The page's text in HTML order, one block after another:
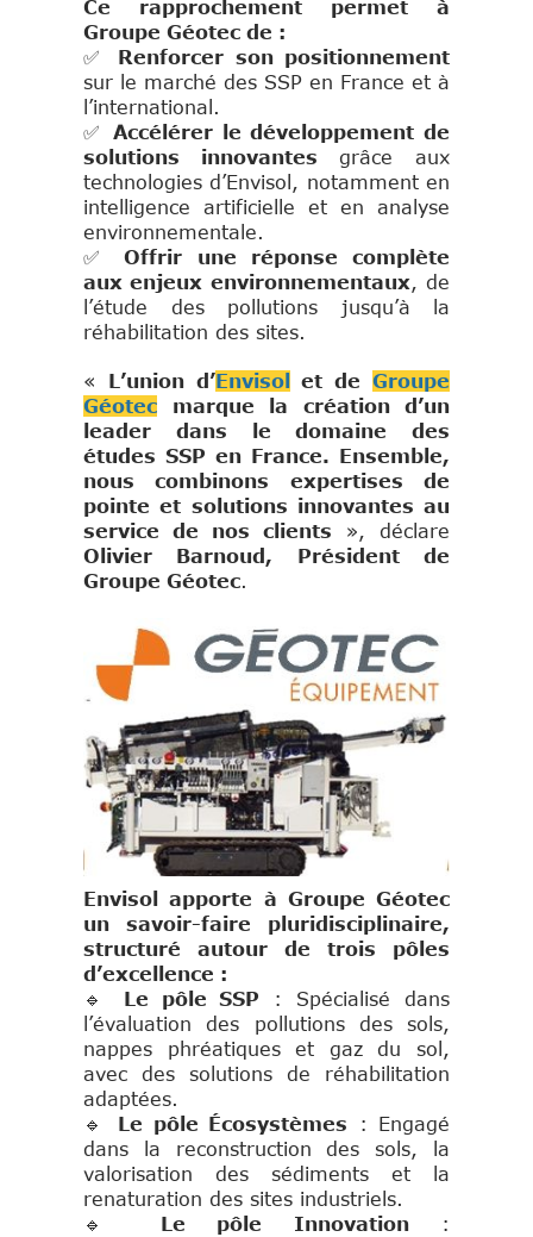
Ce rapprochement permet à
Groupe Géotec de :
✅ Renforcer son positionnement
sur le marché des SSP en France et à
l’international.
✅Accélérer le développement de
solutions innovantes grâce aux
technologies d’Envisol, notamment en
intelligence artificielle et en analyse
environnementale.
✅Offrir une réponse complète
aux enjeux environnementaux, de
l’étude des pollutions jusqu’à la
réhabilitation des sites.
« L’union d’Envisol et deGroupe
Géotec marque la création d’un
leader dans le domaine des
études SSP en France. Ensemble,
nous combinons expertises de
pointe et solutions innovantes au
service de nos clients », déclare
Olivier Barnoud, Président de
Groupe Géotec.
Envisol apporte à Groupe Géotec
un savoir-faire pluridisciplinaire,
structuré autour de trois pôles
d’excellence :
🔹
Le pôle SSP : Spécialisé dans
l’évaluation des pollutions des sols,
nappes phréatiques et gaz du sol,
avec des solutions de réhabilitation
adaptées.
🔹
Le pôle Écosystèmes : Engagé
dans la reconstruction des sols, la
valorisation des sédiments et la
renaturation des sites industriels.
🔹
Le pôle Innovation: